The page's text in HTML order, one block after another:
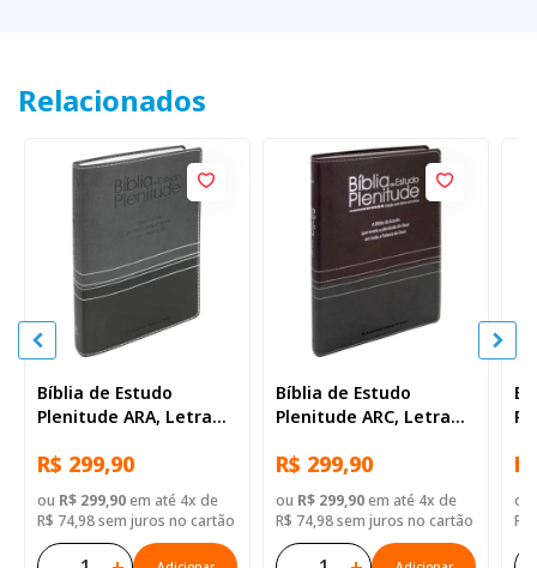
Relacionados
Bíblia de Estudo
Plenitude ARA, Letra
com índice, Capa Couro
Sintético Preta
R$ 299,90
ou R$ 299,90em até 4x de
R$ 74,98 sem juros no cartão
Bíblia de Estudo
Plenitude ARC, Letra
Capa Couro Sintético
Vinho e Cinza
R$ 299,90
ou R$ 299,90em até 4x de
R$ 74,98 sem juros no cartão
ou
R$